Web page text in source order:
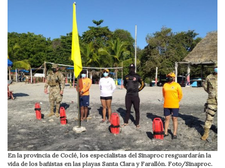
En la provincia de Coclé, los especialistas del Sinaproc resguardarán la
vida de los bañistas en las playas Santa Clara y Farallón. Foto/Sinaproc.